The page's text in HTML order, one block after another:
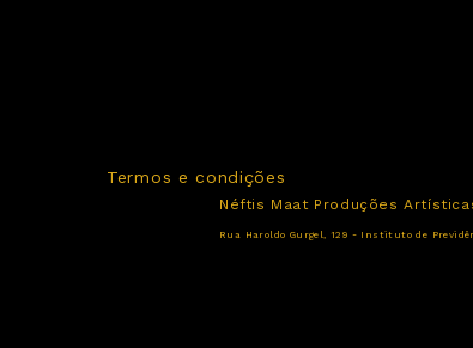
Termos e condições
Néftis Maat Produções
Rua Haroldo Gurgel, 129 - Instituto de